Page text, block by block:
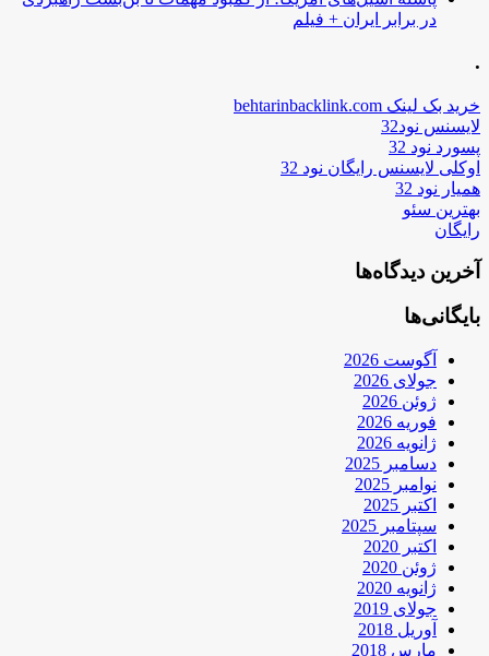
در برابر ایران + فیلم
.
خرید بک لینک behtarinbacklink.com
لایسنس نود32
پسورد نود 32
اوکلی لایسنس رایگان نود 32
همیار نود 32
بهترین سئو
رایگان
آخرین دیدگاه‌ها
بایگانی‌ها
آگوست 2026
جولای 2026
ژوئن 2026
فوریه 2026
ژانویه 2026
دسامبر 2025
نوامبر 2025
اکتبر 2025
سپتامبر 2025
اکتبر 2020
ژوئن 2020
ژانویه 2020
جولای 2019
آوریل 2018
مارس 2018